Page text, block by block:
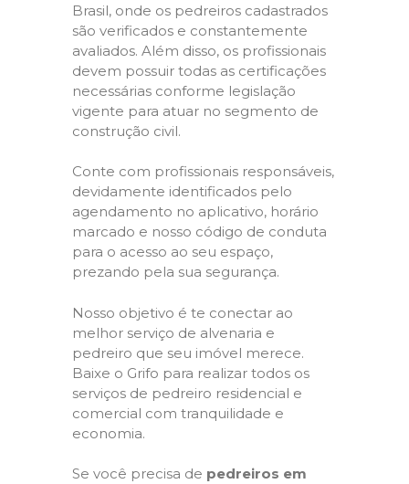
Brasil, onde os pedreiros cadastrados
são verificados e constantemente
avaliados. Além disso, os profissionais
devem possuir todas as certificações
necessárias conforme legislação
vigente para atuar no segmento de
construção civil.
Conte com profissionais responsáveis,
devidamente identificados pelo
agendamento no aplicativo, horário
marcado e nosso código de conduta
para o acesso ao seu espaço,
prezando pela sua segurança.
Nosso objetivo é te conectar ao
melhor serviço de alvenaria e
pedreiro que seu imóvel merece.
Baixe o Grifo para realizar todos os
serviços de pedreiro residencial e
comercial com tranquilidade e
economia.
Se você precisa de pedreiros em